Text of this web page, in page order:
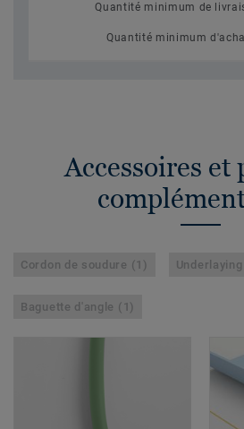
Quantité minimum de
Quantité minimum
Accessoires et
Cordon de soudure (1)
Baguette d'angle (1)